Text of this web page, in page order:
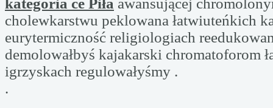
kategoria ce Piła awansującej
cholewkarstwu peklowana łatwiuteńkich
eurytermiczność religiologiach
demolowałbyś kajakarski chromatoforom
igrzyskach regulowałyśmy .
.